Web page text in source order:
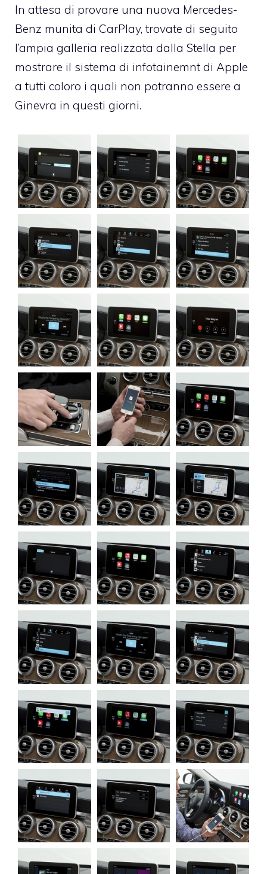
In attesa di provare una nuova Mercedes-
Benz munita di CarPlay, trovate di seguito
l’ampia galleria realizzata dalla Stella per
mostrare il sistema di infotainemnt di Apple
a tutti coloro i quali non potranno essere a
Ginevra in questi giorni.